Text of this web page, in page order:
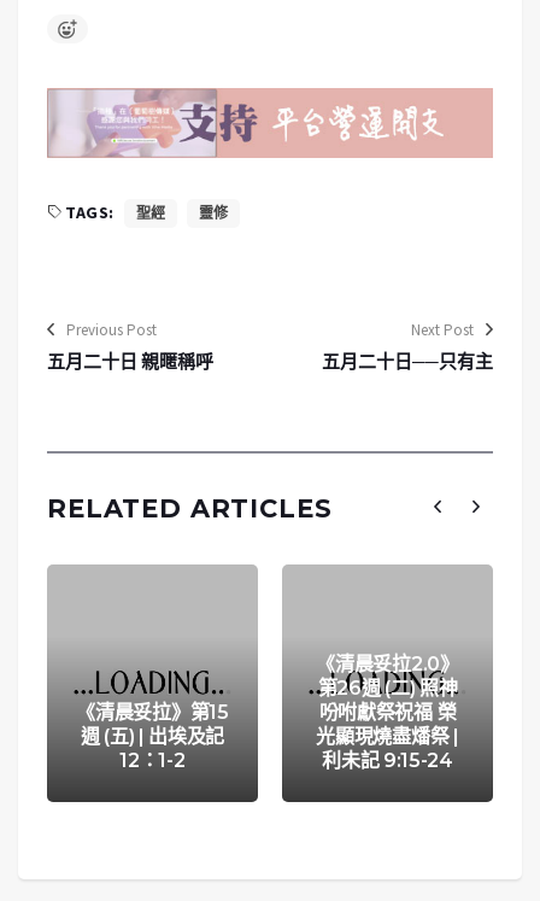
TAGS: 聖經 靈修
Previous Post
五月二十日 親暱稱呼
Next Post
五月二十日──只有主
RELATED ARTICLES
《清晨妥拉》第15
週 (五) | 出埃及記
12：1-2
《清晨妥拉2.0》
第26週 (二) 照神
吩咐獻祭祝福 榮
光顯現燒盡燔祭 |
利未記 9:15-24